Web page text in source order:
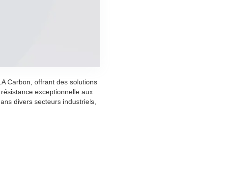
Carbon, offrant des solutions
exceptionnelle aux
divers secteurs industriels,